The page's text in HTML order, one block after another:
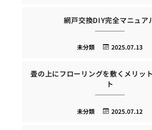
網戸交換DIY完全マニュア
2025.07.13
未分類
畳の上にフローリングを敷くメリッ
ト
2025.07.12
未分類